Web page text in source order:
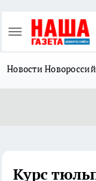
Новости
Курс